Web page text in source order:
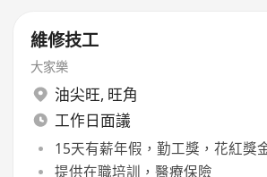
維修技工
大家樂
油尖旺, 旺角
工作日面議
15天有薪年假，勤工獎，花紅獎
提供在職培訓，醫療保險